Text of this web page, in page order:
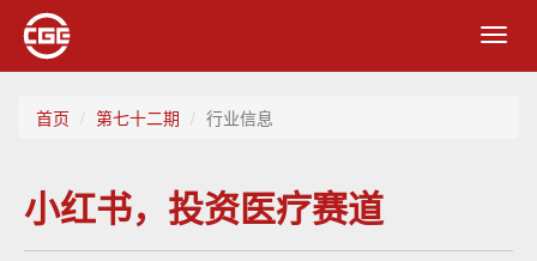
首页 第七十二期 行业信息
小红书，投资医疗赛道